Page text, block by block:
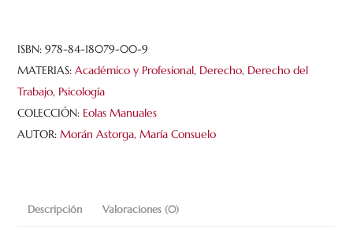
y
estrategias
de
afrontamiento
cantidad
ISBN:978-84-18079-00-9
MATERIAS:Académico y Profesional, Derecho, Derecho del
Trabajo, Psicología
COLECCIÓN: Eolas Manuales
AUTOR:Morán Astorga, María Consuelo
Descripción Valoraciones (0)